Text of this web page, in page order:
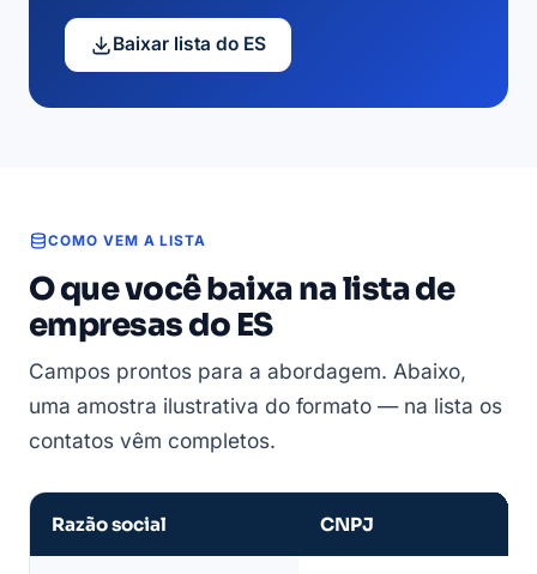
Baixar lista do ES
COMO VEM A LISTA
O que você baixa na lista de
empresas do ES
Campos prontos para a abordagem. Abaixo,
uma amostra ilustrativa do formato — na lista os
contatos vêm completos.
Razão social CNPJ